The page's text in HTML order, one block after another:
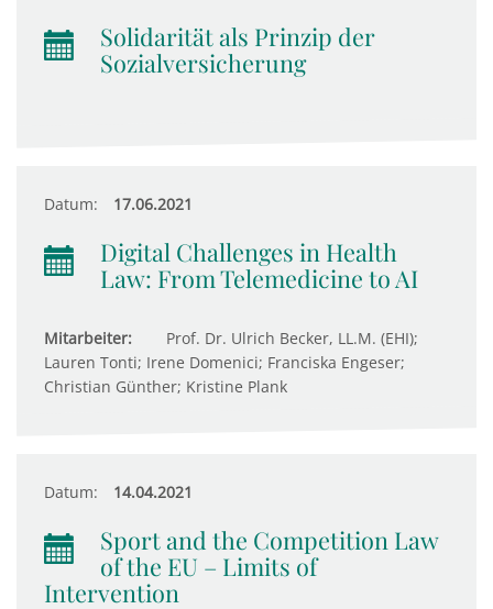
Solidarität als Prinzip der
Sozialversicherung
Datum: 17.06.2021
Digital Challenges in Health
Law: From Telemedicine to AI
Mitarbeiter:
Prof. Dr. Ulrich Becker, LL.M. (EHI);
Lauren Tonti; Irene Domenici; Franciska Engeser;
Christian Günther; Kristine Plank
Datum: 14.04.2021
Sport and the Competition Law
of the EU – Limits of
Intervention